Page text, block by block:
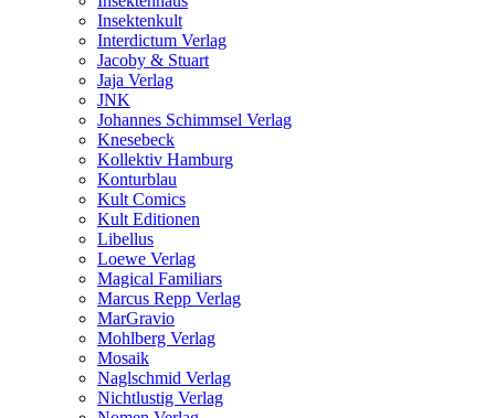
Insektenkult
Interdictum Verlag
Jacoby & Stuart
Jaja Verlag
JNK
Johannes Schimmsel Verlag
Knesebeck
Kollektiv Hamburg
Konturblau
Kult Comics
Kult Editionen
Libellus
Loewe Verlag
Magical Familiars
Marcus Repp Verlag
MarGravio
Mohlberg Verlag
Mosaik
Naglschmid Verlag
Nichtlustig Verlag